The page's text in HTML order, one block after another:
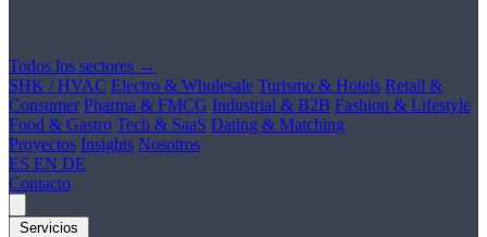
Todos los sectores →
SHK / HVAC Electro & Wholesale Turismo & Hotels Retail &
Consumer Pharma & FMCG Industrial & B2B Fashion & Lifestyle
Food & Gastro Tech & SaaS Dating & Matching
Proyectos Insights Nosotros
ES EN DE
Contacto
Servicios